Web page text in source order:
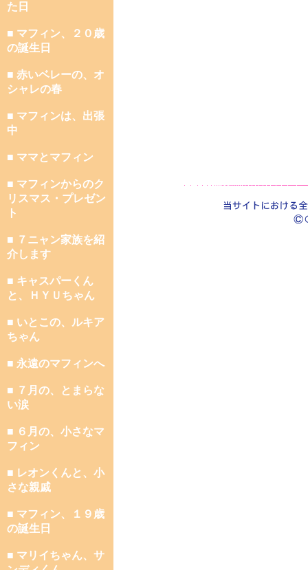
た日
■ マフィン、２０歳
の誕生日
■ 赤いベレーの、オ
シャレの春
■ マフィンは、出張
中
■ ママとマフィン
■ マフィンからのク
リスマス・プレゼン
ト
■ ７ニャン家族を紹
介します
■ キャスパーくん
と、ＨＹＵちゃん
■ いとこの、ルキア
ちゃん
■ 永遠のマフィンへ
■ ７月の、とまらな
い涙
■ ６月の、小さなマ
フィン
■ レオンくんと、小
さな親戚
■ マフィン、１９歳
の誕生日
■ マリイちゃん、サ